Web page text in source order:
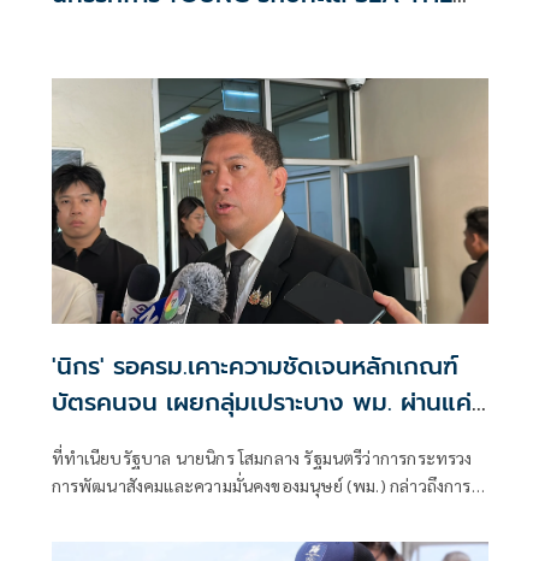
'นิกร' รอครม.เคาะความชัดเจนหลักเกณฑ์
บัตรคนจน เผยกลุ่มเปราะบาง พม. ผ่านแค่
2 แสน จากที่ยื่นไป 1 ล้านคน
ที่ทำเนียบรัฐบาล นายนิกร โสมกลาง รัฐมนตรีว่าการกระทรวง
การพัฒนาสังคมและความมั่นคงของมนุษย์ (พม.) กล่าวถึงการ